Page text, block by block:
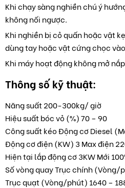
Khi chạy sàng nghiền chú ý
không nối ngược.
Khi nghiền bị cỏ quấn hoặc vật
dùng tay hoặc vật cứng chọc
Khi máy hoạt động không mở
Thông số kỹ thuật:
Năng suất 200-300kg/ giờ
Hiệu suất bóc vỏ (%) 70 – 90
Công suất kéo Động cơ Diesel
Động cơ điện (KW) 3 Max điện
Hiện tại lắp động cơ 3KW Mới
Số vòng quay Trục chính (Vòng/
Trục quạt (Vòng/phút) 1640 –